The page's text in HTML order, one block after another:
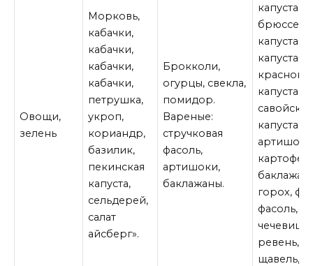
Овощи,
зелень
Морковь,
кабачки,
кабачки,
кабачки,
кабачки,
петрушка,
укроп,
кориандр,
базилик,
пекинская
капуста,
сельдерей,
салат
айсберг».
Брокколи,
огурцы, свекла,
помидор.
Вареные:
стручковая
фасоль,
артишоки,
баклажаны.
капуста,
капуста,
капуста,
капуста,
савойская
капуста.
артишок,
горох,
фасоль,
чечевица,
ревень,
щавель,